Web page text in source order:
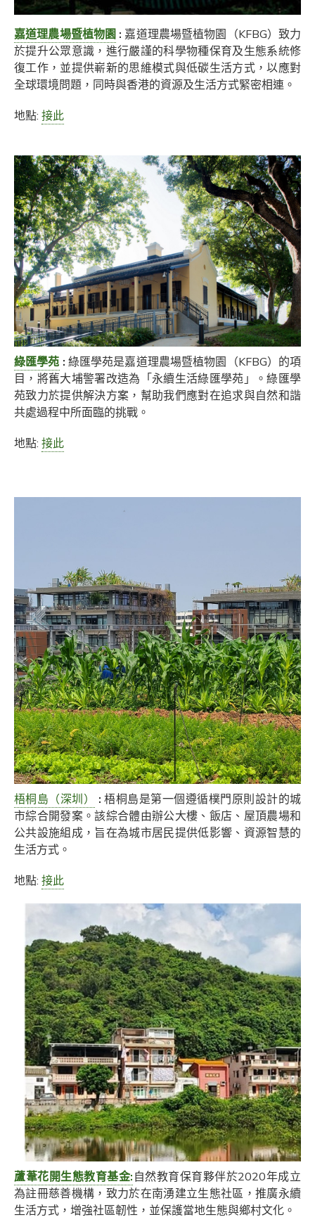
嘉道理農場暨植物園 : 嘉道理農場暨植物園（KFBG）致力
於提升公眾意識，進行嚴謹的科學物種保育及生態系統修
復工作，並提供嶄新的思維模式與低碳生活方式，以應對
全球環境問題，同時與香港的資源及生活方式緊密相連。
地點: 接此
綠匯學苑 : 綠匯學苑是嘉道理農場暨植物園（KFBG）的項
目，將舊大埔警署改造為「永續生活綠匯學苑」。綠匯學
苑致力於提供解決方案，幫助我們應對在追求與自然和諧
共處過程中所面臨的挑戰。
地點: 接此
梧桐島（深圳） :梧桐島是第一個遵循樸門原則設計的城
市綜合開發案。該綜合體由辦公大樓、飯店、屋頂農場和
公共設施組成，旨在為城市居民提供低影響、資源智慧的
生活方式。
地點: 接此
蘆葦花開生態教育基金:自然教育保育夥伴於2020年成立
為註冊慈善機構，致力於在南湧建立生態社區，推廣永續
生活方式，增強社區韌性，並保護當地生態與鄉村文化。